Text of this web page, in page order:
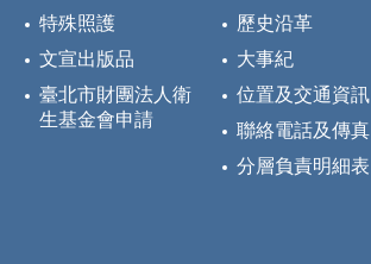
特殊照護
文宣出版品
臺北市財團法人衛
生基金會申請
歷史沿革
大事紀
位置及交通資訊
聯絡電話及傳真
分層負責明細表